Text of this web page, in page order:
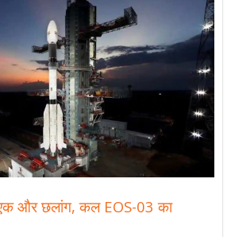
एक और छलांग, कल EOS-03 का